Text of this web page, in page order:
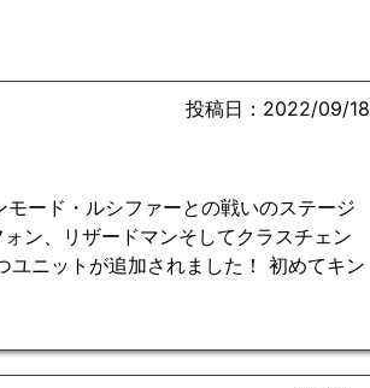
投稿日：2022/09/18
ード・ルシファーとの戦いのステージ
ン、リザードマンそしてクラスチェン
ユニットが追加されました！ 初めてキン